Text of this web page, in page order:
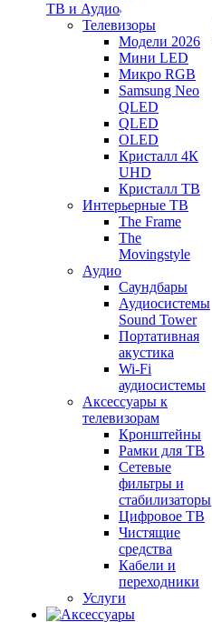
ТВ и Аудио
Телевизоры
Модели 2026
Мини LED
Микро RGB
Samsung Neo
QLED
QLED
OLED
Кристалл 4К
UHD
Кристалл ТВ
Интерьерные ТВ
The Frame
The
Movingstyle
Аудио
Саундбары
Аудиосистемы
Sound Tower
Портативная
акустика
Wi-Fi
аудиосистемы
Аксессуары к
телевизорам
Кронштейны
Рамки для ТВ
Сетевые
фильтры и
стабилизаторы
Цифровое ТВ
Чистящие
средства
Кабели и
переходники
Услуги